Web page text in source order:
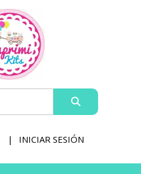
INICIAR SESIÓN